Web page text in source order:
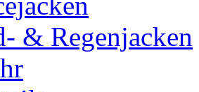
& Regenjacken